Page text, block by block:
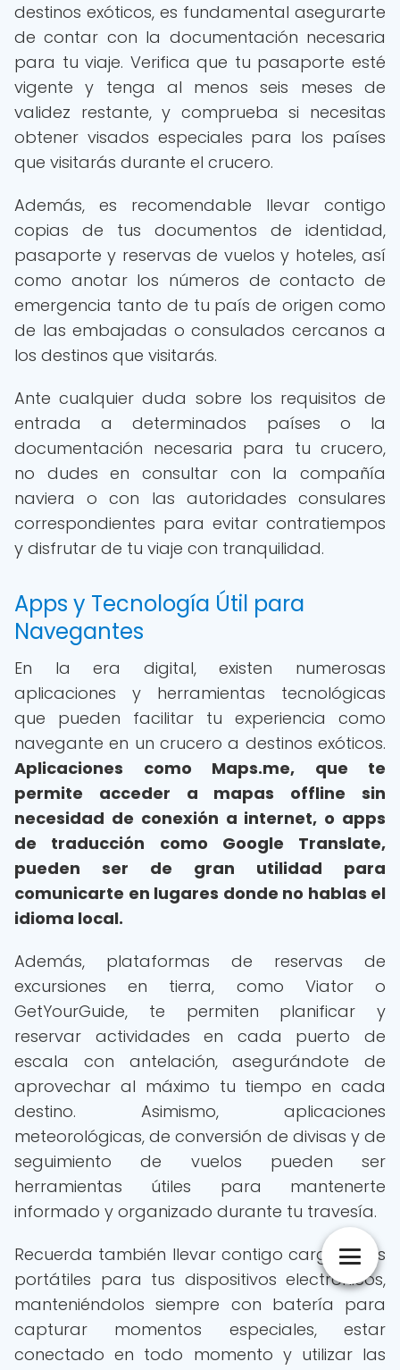
destinos exóticos, es fundamental asegurarte
de contar con la documentación necesaria
para tu viaje. Verifica que tu pasaporte esté
vigente y tenga al menos seis meses de
validez restante, y comprueba si necesitas
obtener visados especiales para los países
que visitarás durante el crucero.
Además, es recomendable llevar contigo
copias de tus documentos de identidad,
pasaporte y reservas de vuelos y hoteles, así
como anotar los números de contacto de
emergencia tanto de tu país de origen como
de las embajadas o consulados cercanos a
los destinos que visitarás.
Ante cualquier duda sobre los requisitos de
entrada a determinados países o la
documentación necesaria para tu crucero,
no dudes en consultar con la compañía
naviera o con las autoridades consulares
correspondientes para evitar contratiempos
y disfrutar de tu viaje con tranquilidad.
Apps y Tecnología Útil para
Navegantes
En la era digital, existen numerosas
aplicaciones y herramientas tecnológicas
que pueden facilitar tu experiencia como
navegante en un crucero a destinos exóticos.
Aplicaciones como Maps.me, que te
permite acceder a mapas offline sin
necesidad de conexión a internet, o apps
de traducción como Google Translate,
pueden ser de gran utilidad para
comunicarte en lugares donde no hablas el
idioma local.
Además, plataformas de reservas de
excursiones en tierra, como Viator o
GetYourGuide, te permiten planificar y
reservar actividades en cada puerto de
escala con antelación, asegurándote de
aprovechar al máximo tu tiempo en cada
destino. Asimismo, aplicaciones
meteorológicas, de conversión de divisas y de
seguimiento de vuelos pueden ser
herramientas útiles para mantenerte
informado y organizado durante tu travesía.
Recuerda también llevar contigo cargadores
portátiles para tus dispositivos electrónicos,
manteniéndolos siempre con batería para
capturar momentos especiales, estar
conectado en todo momento y utilizar las